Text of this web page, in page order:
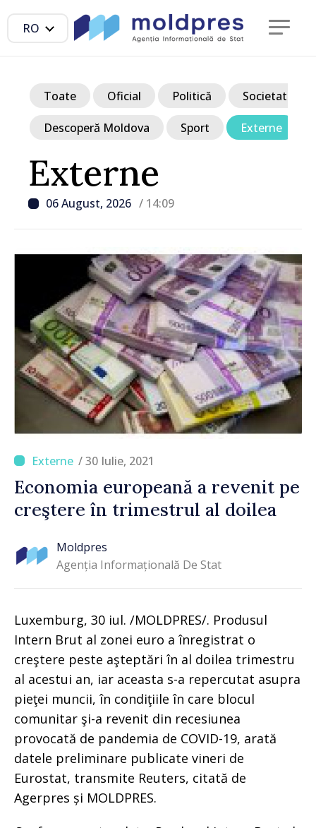
RO
Externe
06 August, 2026 / 14:09
Toate Oficial Politică Societate
Descoperă Moldova Sport Externe
/ 30 Iulie, 2021
Economia europeană a revenit pe
creştere în trimestrul al doilea
Moldpres
Agenția Informațională De Stat
Luxemburg, 30 iul. /MOLDPRES/. Produsul
Intern Brut al zonei euro a înregistrat o
creştere peste aşteptări în al doilea trimestru
al acestui an, iar aceasta s-a repercutat asupra
pieţei muncii, în condiţiile în care blocul
comunitar şi-a revenit din recesiunea
provocată de pandemia de COVID-19, arată
datele preliminare publicate vineri de
Eurostat, transmite Reuters, citată de
Agerpres și MOLDPRES.